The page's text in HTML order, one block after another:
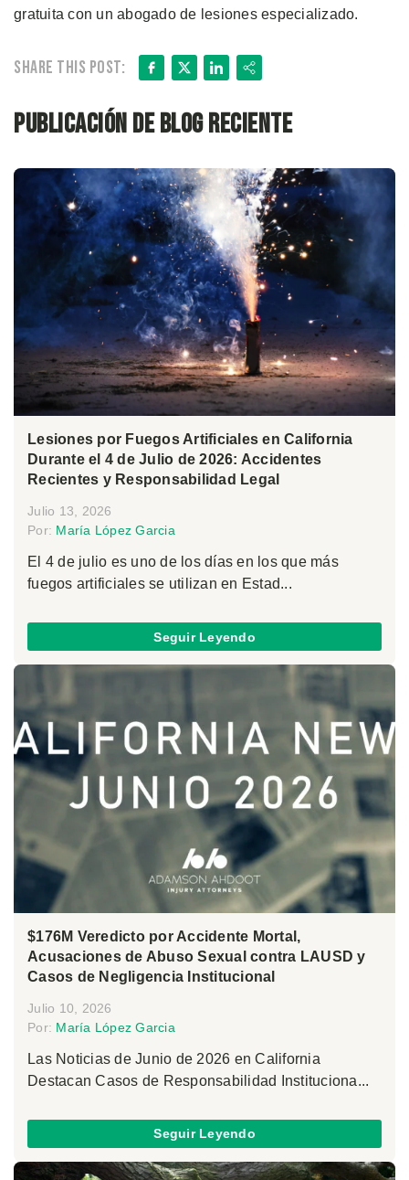
gratuita con un abogado de lesiones especializado.
Share this post: Facebook
X LinkedIn
Share
Publicación de blog reciente
Lesiones por Fuegos Artificiales en California
Durante el 4 de Julio de 2026: Accidentes
Recientes y Responsabilidad Legal
Julio 13, 2026
Por: María López Garcia
El 4 de julio es uno de los días en los que más
fuegos artificiales se utilizan en Estad...
Seguir Leyendo
$176M Veredicto por Accidente Mortal,
Acusaciones de Abuso Sexual contra LAUSD y
Casos de Negligencia Institucional
Julio 10, 2026
Por: María López Garcia
Las Noticias de Junio de 2026 en California
Destacan Casos de Responsabilidad Instituciona...
Seguir Leyendo